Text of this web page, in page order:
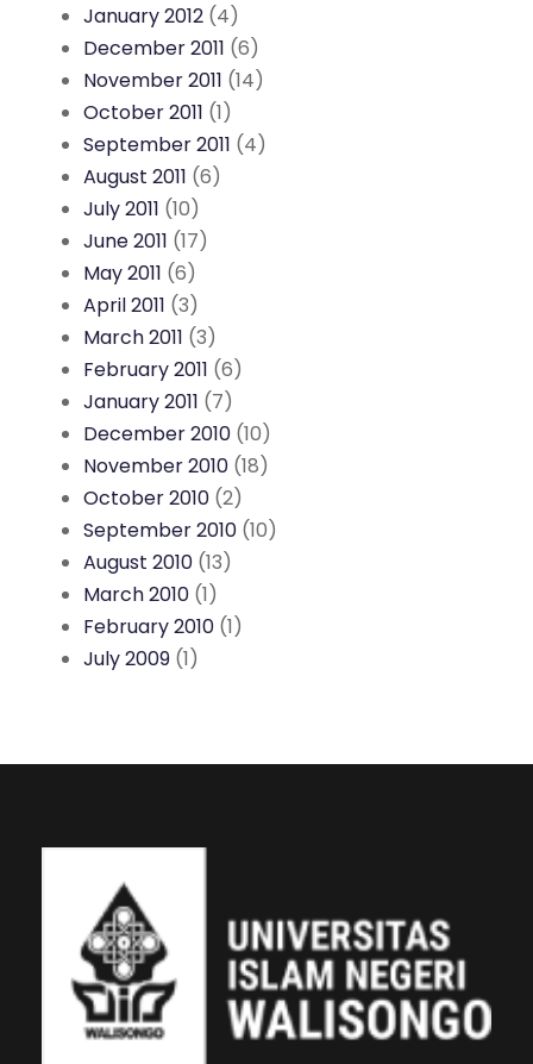
January 2012 (4)
December 2011 (6)
November 2011 (14)
October 2011 (1)
September 2011 (4)
August 2011 (6)
July 2011 (10)
June 2011 (17)
May 2011 (6)
April 2011 (3)
March 2011 (3)
February 2011 (6)
January 2011 (7)
December 2010 (10)
November 2010 (18)
October 2010 (2)
September 2010 (10)
August 2010 (13)
March 2010 (1)
February 2010 (1)
July 2009 (1)